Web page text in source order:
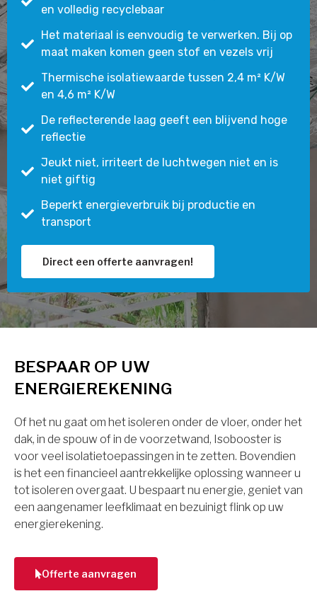
en volledig recyclebaar
Het materiaal is eenvoudig te verwerken. Bij op
maat maken komen geen stof en vezels vrij
Thermische isolatiewaarde tussen 2,4 m² K/W
en 4,6 m² K/W
De reflecterende laag geeft een blijvend hoge
reflectie
Jeukt niet, irriteert de luchtwegen niet en is
niet giftig
Beperkt energieverbruik bij productie en
transport
Direct een offerte aanvragen!
BESPAAR OP UW
ENERGIEREKENING
Of het nu gaat om het isoleren onder de vloer, onder het
dak, in de spouw of in de voorzetwand, Isobooster is
voor veel isolatietoepassingen in te zetten. Bovendien
is het een financieel aantrekkelijke oplossing wanneer u
tot isoleren overgaat. U bespaart nu energie, geniet van
een aangenamer leefklimaat en bezuinigt flink op uw
energierekening.
Offerte aanvragen